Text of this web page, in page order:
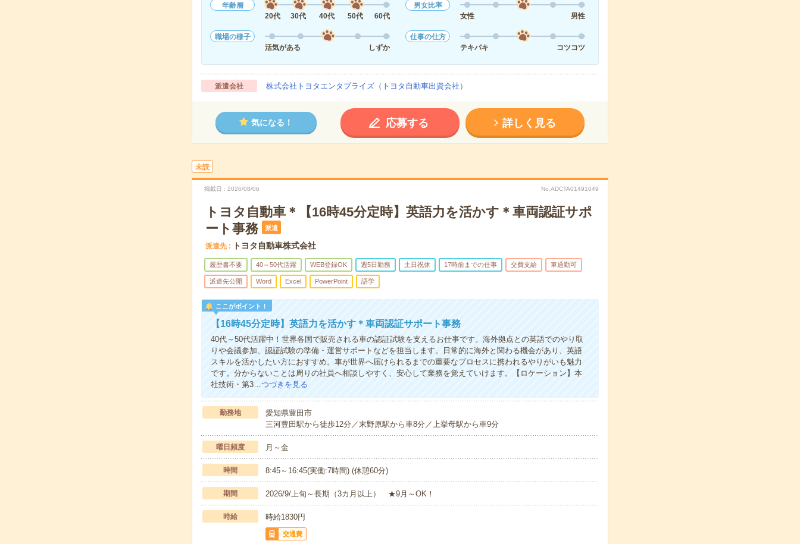
年齢層
20代
30代 40代 50代 60代
男女比率
女性
男性
職場の様子
活気がある
しずか
仕事の仕方
テキパキ
コツコツ
派遣会社 株式会社トヨタエンタプライズ（トヨタ自動車出資会社）
気になる！ 応募する 詳しく見る
未読
掲載日 2026/08/06 No.ADCTA01491049
トヨタ自動車＊【16時45分定時】英語力を活かす＊車両認証サポ
ート事務
派遣
派遣先 トヨタ自動車株式会社
履歴書不要 40～50代活躍 WEB登録OK 週5日勤務 土日祝休 17時前までの仕事 交費支給 車通勤可
派遣先公開 Word Excel PowerPoint 語学
ここがポイント！
【16時45分定時】英語力を活かす＊車両認証サポート事務
40代～50代活躍中！世界各国で販売される車の認証試験を支えるお仕事です。海外拠点との英語でのやり取
りや会議参加、認証試験の準備・運営サポートなどを担当します。日常的に海外と関わる機会があり、英語
スキルを活かしたい方におすすめ。車が世界へ届けられるまでの重要なプロセスに携われるやりがいも魅力
です。分からないことは周りの社員へ相談しやすく、安心して業務を覚えていけます。【ロケーション】本
社技術・第3…つづきを見る
勤務地
愛知県豊田市
三河豊田駅から徒歩12分／末野原駅から車8分／上挙母駅から車9分
曜日頻度 月～金
時間 8:45～16:45(実働:7時間) (休憩60分)
期間 2026/9/上旬～長期（3カ月以上） ★9月～OK！
時給 時給1830円
交通費